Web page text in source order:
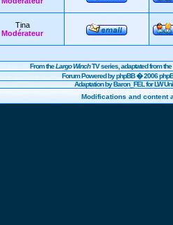
Tina
Modérateur
From theLargo WinchTV series, adaptated from
Forum Powered byphpBB� 2006
Adaptation by Baron_FEL for LW
Modifications and content